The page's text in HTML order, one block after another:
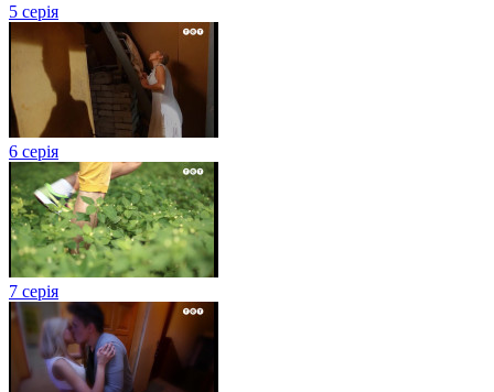
5 серія
6 серія
7 серія